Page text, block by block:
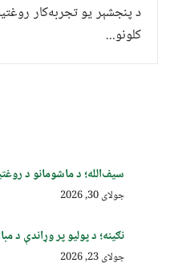
د پنجشېر یو تجربه‌کار
کلونو...
سیف‌الله؛ د ماشومانو د
جولای 30, 2026
نګینه؛ د پولیو پر وړاندې د
جولای 23, 2026